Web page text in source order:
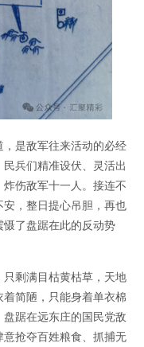
是敌军往来活动的必经
兵们精准设伏、灵活出
伤敌军十一人。接连不
，整日提心吊胆，再也
了盘踞在此的反动势
剩满目枯黄枯草，天地
简陋，只能身着单衣棉
踞在远东庄的国民党敌
抢夺百姓粮食、抓捕无